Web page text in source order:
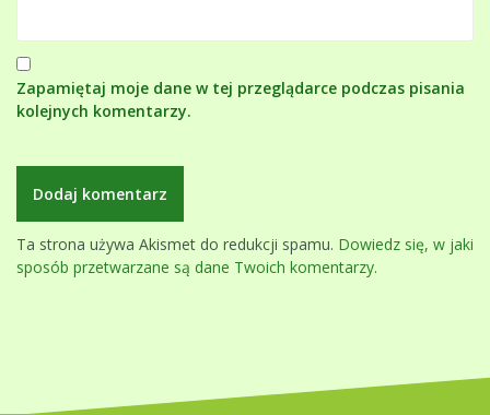
Zapamiętaj moje dane w tej przeglądarce podczas pisania
kolejnych komentarzy.
Ta strona używa Akismet do redukcji spamu. Dowiedz się, w jaki
sposób przetwarzane są dane Twoich komentarzy.